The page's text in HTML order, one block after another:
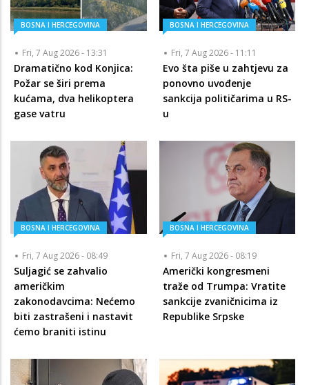
BOSNA I HERCEGOVINA
Fri, 7 Aug 2026 - 13:31
Dramatično kod Konjica:
Požar se širi prema
kućama, dva helikoptera
gase vatru
BOSNA I HERCEGOVINA
Fri, 7 Aug 2026 - 11:11
Evo šta piše u zahtjevu za
ponovno uvođenje
sankcija političarima u RS-
u
BOSNA I HERCEGOVINA
Fri, 7 Aug 2026 - 08:49
Suljagić se zahvalio
američkim
zakonodavcima: Nećemo
biti zastrašeni i nastavit
ćemo braniti istinu
BOSNA I HERCEGOVINA
Fri, 7 Aug 2026 - 08:19
Američki kongresmeni
traže od Trumpa: Vratite
sankcije zvaničnicima iz
Republike Srpske